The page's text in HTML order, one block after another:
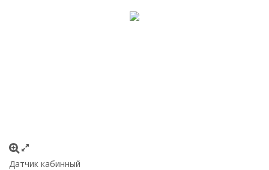
Датчик кабинный